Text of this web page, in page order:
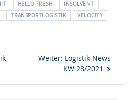
HELLO FRESH
INSOLVENT
TRANSPORTLOGISTIK VELOCITY
Weiter: Nächster
Beitrag:
Logistik News
KW 28/2021